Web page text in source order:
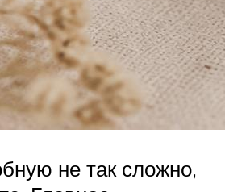
не так сложно,